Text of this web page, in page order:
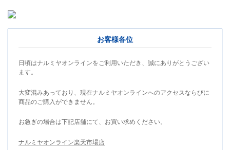
お客様各位
日頃はナルミヤオンラインをご利用いただき、誠にありがとうござい
ます。
大変混みあっており、現在ナルミヤオンラインへのアクセスならびに
商品のご購入ができません。
お急ぎの場合は下記店舗にて、お買い求めください。
ナルミヤオンライン楽天市場店